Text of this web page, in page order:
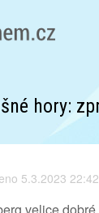
hory:
5.3.2023 22:42